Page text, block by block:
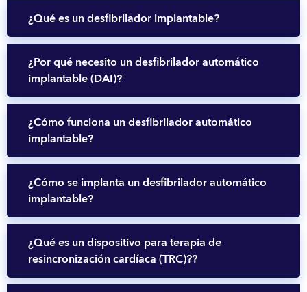
¿Qué es un desfibrilador implantable?
¿Por qué necesito un desfibrilador automático
implantable (DAI)?
¿Cómo funciona un desfibrilador automático
implantable?
¿Cómo se implanta un desfibrilador automático
implantable?
¿Qué es un dispositivo para terapia de
resincronización cardíaca (TRC)??